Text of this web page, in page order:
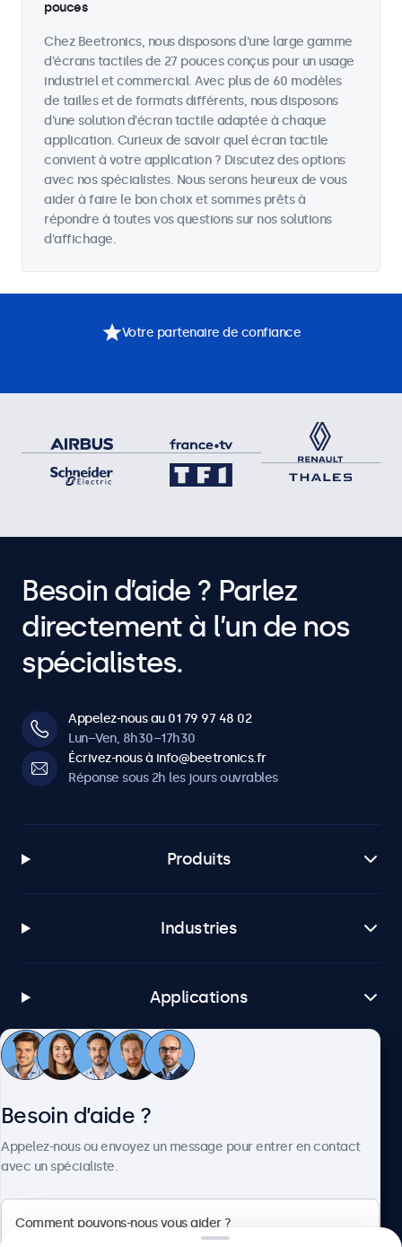
pouces
Chez Beetronics, nous disposons d'une large gamme
d'écrans tactiles de 27 pouces conçus pour un usage
industriel et commercial. Avec plus de 60 modèles
de tailles et de formats différents, nous disposons
d'une solution d'écran tactile adaptée à chaque
application. Curieux de savoir quel écran tactile
convient à votre application ? Discutez des options
avec nos spécialistes. Nous serons heureux de vous
aider à faire le bon choix et sommes prêts à
répondre à toutes vos questions sur nos solutions
d'affichage.
Votre partenaire de confiance
Besoin d’aide ? Parlez
directement à l’un de nos
spécialistes.
Appelez-nous au 01 79 97 48 02
Lun–Ven, 8h30–17h30
Écrivez-nous à info@beetronics.fr
Réponse sous 2h les jours ouvrables
Produits
Industries
Applications
Service client
Besoin d’aide ?
Appelez-nous ou envoyez un message pour entrer en contact
avec un spécialiste.